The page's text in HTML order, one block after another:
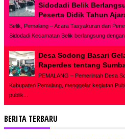
Sidodadi Belik
Peserta Didik Tahun
Belik, Pemalang – Acara Tasyakuran dan
Sidodadi Kecamatan Belik berlangsung
Desa Sodong Basari
Raperdes tentang
PEMALANG – Pemerintah Desa
Kabupaten Pemalang, menggelar kegiatan
publik...
BERITA TERBARU